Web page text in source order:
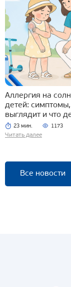
Аллергия на
детей: симптомы,
выглядит и что
23 мин. 1173
Читать далее
Все новости